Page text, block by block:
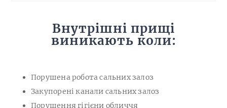
Внутрішні прищі
виникають коли:
Порушена робота сальних залоз
Закупорені канали сальних залоз
Порушення гігієни обличчя